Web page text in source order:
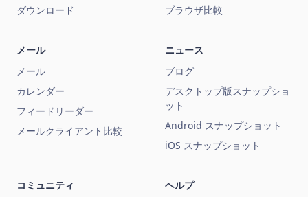
ダウンロード
ブラウザ比較
メール
メール
カレンダー
フィードリーダー
メールクライアント比較
ニュース
ブログ
デスクトップ版スナップショ
ット
Android スナップショット
iOS スナップショット
コミュニティ
ヘルプ